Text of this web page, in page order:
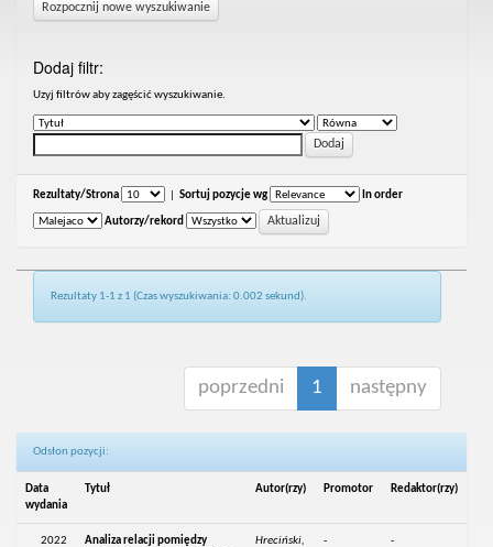
Rozpocznij nowe wyszukiwanie
Dodaj filtr:
Uzyj filtrów aby zagęścić wyszukiwanie.
Rezultaty/Strona Sortuj pozycje wg In order
Autorzy/rekord
Rezultaty 1-1 z 1 (Czas wyszukiwania: 0.002 sekund).
poprzedni 1 następny
Odsłon pozycji:
Data
wydania
Tytuł Autor(rzy) Promotor Redaktor(rzy)
2022
Analiza relacji pomiędzy
Hreciński,
- -